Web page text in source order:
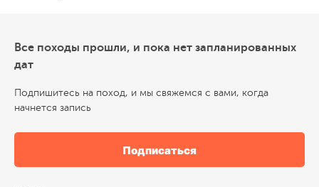
Все походы прошли, и пока нет запланированных
дат
Подпишитесь на поход, и мы свяжемся с вами, когда
начнется запись
Подписаться